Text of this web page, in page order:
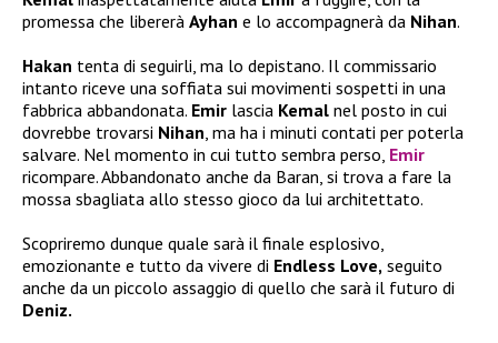
promessa che libererà Ayhan e lo accompagnerà da Nihan.
Hakan tenta di seguirli, ma lo depistano. Il commissario
intanto riceve una soffiata sui movimenti sospetti in una
fabbrica abbandonata. Emir lascia Kemal nel posto in cui
dovrebbe trovarsi Nihan , ma ha i minuti contati per poterla
salvare. Nel momento in cui tutto sembra perso, Emir
ricompare. Abbandonato anche da Baran, si trova a fare la
mossa sbagliata allo stesso gioco da lui architettato.
Scopriremo dunque quale sarà il finale esplosivo,
emozionante e tutto da vivere di Endless Love, seguito
anche da un piccolo assaggio di quello che sarà il futuro di
Deniz.